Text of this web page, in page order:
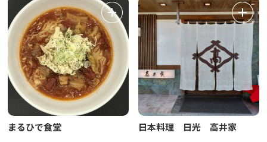
まるひで食堂 日本料理 日光 高井家